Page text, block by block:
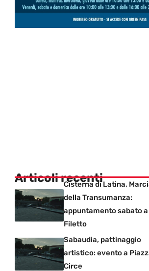
Articoli recenti
Cisterna di Latina,
della Transumanza:
appuntamento sabato a
Filetto
Sabaudia, pattinaggio
artistico: evento a
Circe